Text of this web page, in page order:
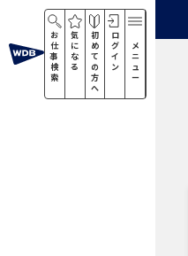
お
仕
事
検
索
気
に
な
る
初
め
て
の
方
へ
ロ
グ
イ
ン
メ
ニ
ュ
ー